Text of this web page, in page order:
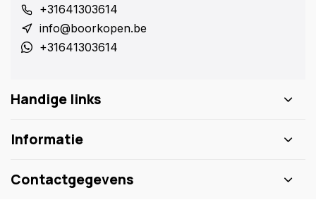
+31641303614
info@boorkopen.be
+31641303614
Handige links
Informatie
Contactgegevens